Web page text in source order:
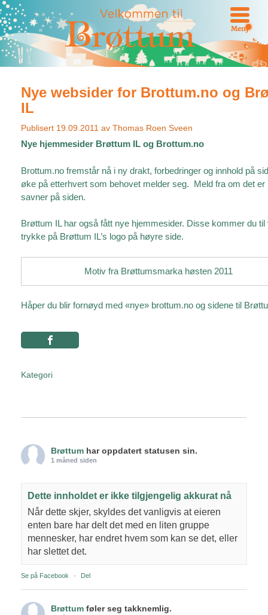
Meny
Nye websider for Brottum.no og
IL
Publisert 19.09.2011 av Thomas Roen Sveen
Nye hjemmesider Brøttum IL og Brottum.no
Brottum.no fremstår nå i ny drakt, forbedringer og innhold på
øke på etterhvert som behovet melder seg. Meld fra om det er
savner på siden.
Brøttum IL har også fått nye hjemmesider. Disse kommer du til
trykke på Brøttum IL’s logo på høyre side.
Motiv fra Brøttumsmarka høsten 2011
Håper du blir fornøyd med «nye» brottum.no og sidene til
Kategori
Brøttum har oppdatert statusen sin.
1 måned siden
Dette innholdet er ikke tilgjengelig akkurat nå
Når dette skjer, skyldes det vanligvis at eieren
enten bare har delt det med en liten gruppe
mennesker, har endret hvem som kan se det, eller
har slettet det.
Se på Facebook · Del
Brøttum føler seg takknemlig.